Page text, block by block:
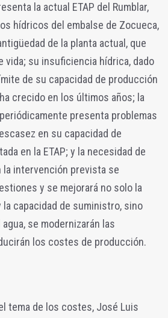
la actual ETAP del Rumblar,
hídricos del embalse de Zocueca,
de la planta actual, que
vida; su insuficiencia hídrica, dado
de su capacidad de producción
crecido en los últimos años; la
presenta problemas
en su capacidad de
en la ETAP; y la necesidad de
la intervención prevista se
y se mejorará no solo la
capacidad de suministro, sino
se modernizarán las
los costes de producción.
tema de los costes, José Luis